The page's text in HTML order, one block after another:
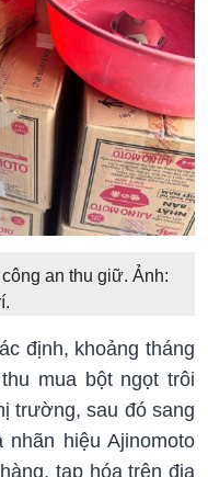
an thu giữ. Ảnh:
định, khoảng tháng
mua bột ngọt trôi
trường, sau đó sang
hiệu Ajinomoto
tạp hóa trên địa